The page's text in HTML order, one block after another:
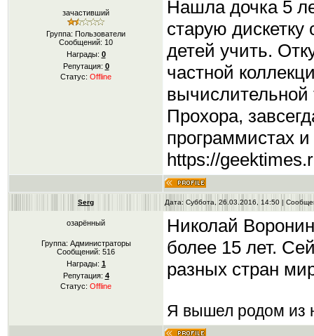
зачастивший
Группа: Пользователи
Сообщений: 10
Награды: 0
Репутация: 0
Статус: Offline
Нашла дочка 5
старую
детей учить.
частной
вычислительной
Прохора,
программистах
https://
Serg Дата: Суббота, 26.03.2016, 14:50 |
озарённый
Группа: Администраторы
Сообщений: 516
Награды: 1
Репутация: 4
Статус: Offline
Николай
более 15 лет.
разных стран
Я вышел родом из